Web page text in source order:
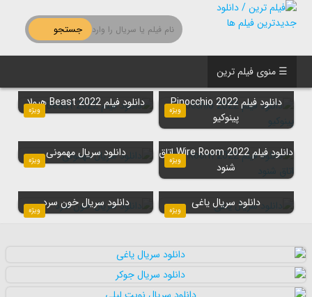
جستجو
☰ منوی فیلم ترین
ویژه
دانلود فیلم Pinocchio 2022
پینوکیو
ویژه
دانلود فیلم Beast 2022 هیولا
ویژه
دانلود فیلم Wire Room 2022 اتاق
شنود
ویژه
دانلود سریال مهمونی
ویژه
دانلود سریال یاغی
ویژه
دانلود سریال خون سرد